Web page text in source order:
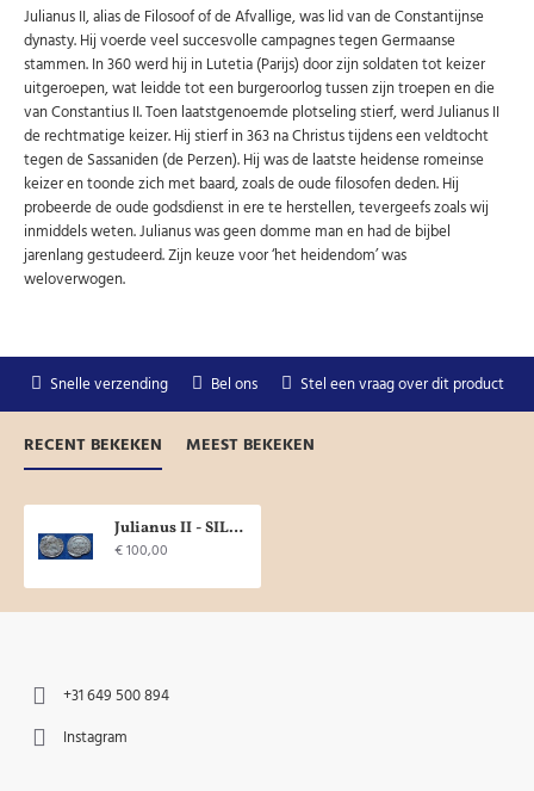
Uw gegevens worden niet gedeeld met derden
Niet meer opnieuw tonen.
Julianus II, alias de Filosoof of de Afvallige, was lid van de Constantijnse
dynasty. Hij voerde veel succesvolle campagnes tegen Germaanse
stammen. In 360 werd hij in Lutetia (Parijs) door zijn soldaten tot keizer
uitgeroepen, wat leidde tot een burgeroorlog tussen zijn troepen en die
van Constantius II. Toen laatstgenoemde plotseling stierf, werd Julianus II
de rechtmatige keizer. Hij stierf in 363 na Christus tijdens een veldtocht
tegen de Sassaniden (de Perzen). Hij was de laatste heidense romeinse
keizer en toonde zich met baard, zoals de oude filosofen deden. Hij
probeerde de oude godsdienst in ere te herstellen, tevergeefs zoals wij
inmiddels weten. Julianus was geen domme man en had de bijbel
jarenlang gestudeerd. Zijn keuze voor ‘het heidendom’ was
weloverwogen.
Snelle verzending Bel ons Stel een vraag over dit product
RECENT BEKEKEN MEEST BEKEKEN
Julianus II - SILIQUA ZILVER VOTIS V MVLTIS X! (N1971)
€ 100,00
+31 649 500 894
Instagram